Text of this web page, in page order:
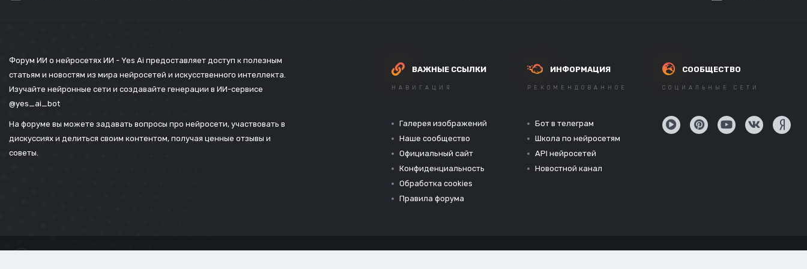
Форум ИИ о нейросетях ИИ - Yes Ai предоставляет доступ к полезным
статьям и новостям из мира нейросетей и искусственного интеллекта.
Изучайте нейронные сети и создавайте генерации в ИИ-сервисе
@yes_ai_bot
На форуме вы можете задавать вопросы про нейросети, участвовать в
дискуссиях и делиться своим контентом, получая ценные отзывы и
советы.
ВАЖНЫЕ ССЫЛКИ
НАВИГАЦИЯ
Галерея изображений
Наше сообщество
Официальный сайт
Конфиденциальность
Обработка cookies
Правила форума
ИНФОРМАЦИЯ
РЕКОМЕНДОВАННОЕ
Бот в телеграм
Школа по нейросетям
API нейросетей
Новостной канал
СООБЩЕСТВО
СОЦИАЛЬНЫЕ СЕТИ